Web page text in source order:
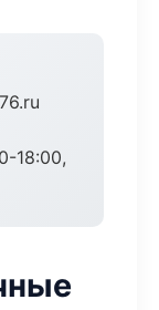
18:00,